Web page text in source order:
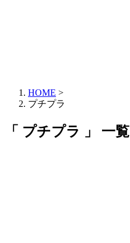
HOME >
プチプラ
「 プチプラ 」 一覧